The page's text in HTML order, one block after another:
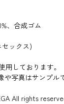
、合成ゴム
セックス)
用しております。
写真はサンプル
All rights